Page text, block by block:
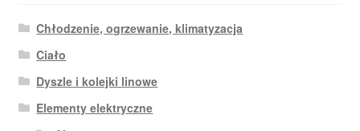
Chłodzenie, ogrzewanie, klimatyzacja
Ciało
Dyszle i kolejki linowe
Elementy elektryczne